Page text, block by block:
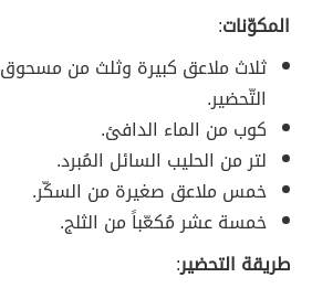
المكوّنات:
ثلاث ملاعق كبيرة وثلث من مسحوق
التّحضير.
كوب من الماء الدافئ.
لتر من الحليب السائل المُبرد.
خمس ملاعق صغيرة من السكّر.
خمسة عشر مُكعّباً من الثلج.
طريقة التحضير: